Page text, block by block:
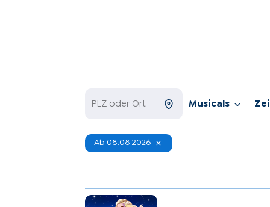
Musicals
Ab 08.08.2026